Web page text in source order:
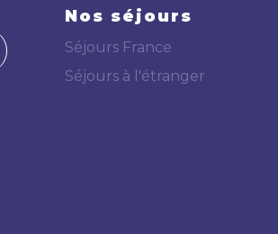
Nos séjours
Séjours France
Séjours à l'étranger